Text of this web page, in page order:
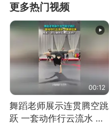
更多热门视频
00:12
舞蹈老师展示连贯腾空跳
跃 一套动作行云流水 节